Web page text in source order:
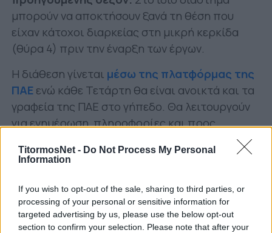
TitormosNet - Do Not Process My Personal
Information
If you wish to opt-out of the sale, sharing to third parties, or
processing of your personal or sensitive information for
targeted advertising by us, please use the below opt-out
section to confirm your selection. Please note that after your
μπορούν να αποκτήσουν ξανά τη θέση που
είχαν κάτοχοι διαρκείας στη μικρή κερκίδα
(θύρα 4) πριν την έναρξη των έργων.
Η διάθεση γίνεται μέσω της πλατφόρμας της
ΠΑΕενώ κάθε Τετάρτη θα είναι ανοικτά και τα
γραφεία της ΠΑΕ στο γήπεδο. Θα λειτουργούν
για ενημέρωση, πληροφορίες και προς
εξυπηρέτηση των φιλάθλων άνω των 67 ετών
με ωράριο 08:00-15:00.
Στημεγάλη εξέδρατο κόστος ανέρχεται στα
200 ευρώ στις Θύρες 1 και 2. Στα VIP το κόστος